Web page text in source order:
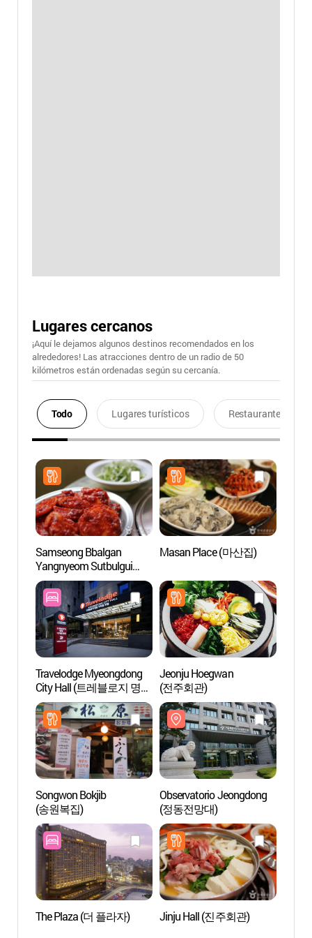
Lugares cercanos
¡Aquí le dejamos algunos destinos recomendados en los
alrededores! Las atracciones dentro de un radio de 50
kilómetros están ordenadas según su cercanía.
Todo Lugares turísticos Restaurantes
Samseong Bbalgan
Yangnyeom Sutbulgui
(삼성 빨간양념 숯불구이)
Masan Place (마산집)
Travelodge Myeongdong
City Hall (트레블로지 명동
시티홀)
Jeonju Hoegwan
(전주회관)
Songwon Bokjib
(송원복집)
Observatorio Jeongdong
(정동전망대)
The Plaza (더 플라자) Jinju Hall (진주회관)